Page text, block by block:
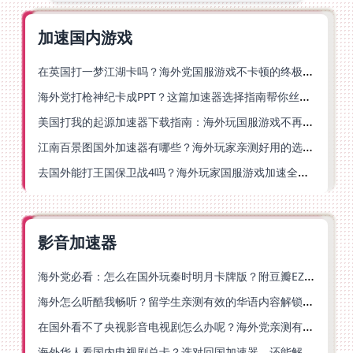
加速国内游戏
在英国打一梦江湖卡吗？海外党国服游戏不卡顿的终极解法
海外党打枪神纪卡成PPT？这篇加速器选择指南帮你丝滑上分
美国打我的起源加速器下载指南：海外玩国服游戏不再卡的终极方案
江南百景图国外加速器有哪些？海外玩家亲测好用的选择与避坑指南
去国外能打王国保卫战4吗？海外玩家国服游戏加速全攻略（附公主连结幻想江湖实测）
影音加速器
海外党必看：怎么在国外玩秦时明月卡牌版？附豆瓣EZCast地区限制破解法
海外怎么听酷我畅听？留学生亲测有效的华语内容解锁指南
在国外看不了央视影音电视剧怎么办呢？海外党亲测有效的回国加速方案